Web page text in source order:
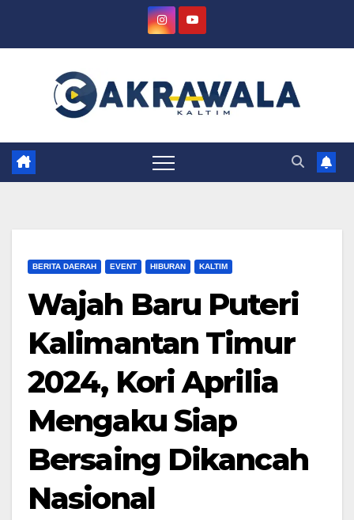
BERITA DAERAH EVENT HIBURAN KALTIM
Wajah Baru Puteri
Kalimantan Timur
2024, Kori Aprilia
Mengaku Siap
Bersaing Dikancah
Nasional